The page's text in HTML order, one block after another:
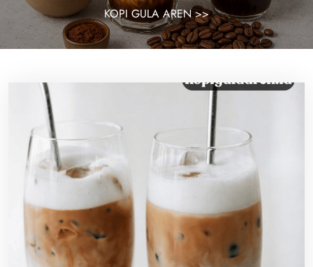
KOPI GULA AREN>>